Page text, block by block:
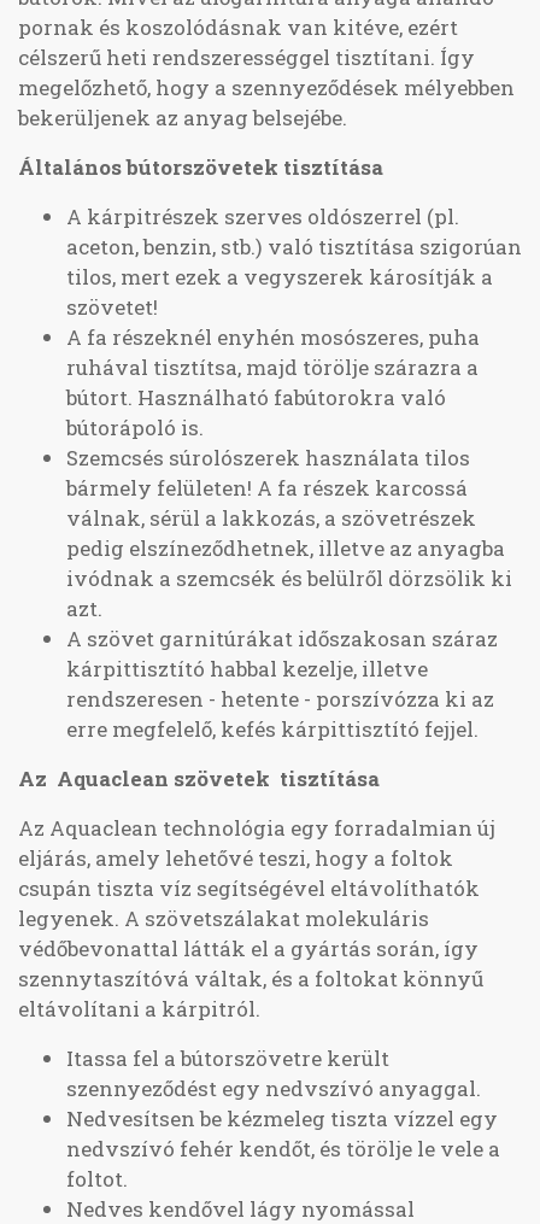
pornak és koszolódásnak van kitéve, ezért
célszerű heti rendszerességgel tisztítani. Így
megelőzhető, hogy a szennyeződések mélyebben
bekerüljenek az anyag belsejébe.
Általános bútorszövetek tisztítása
A kárpitrészek szerves oldószerrel (pl.
aceton, benzin, stb.) való tisztítása szigorúan
tilos, mert ezek a vegyszerek károsítják a
szövetet!
A fa részeknél enyhén mosószeres, puha
ruhával tisztítsa, majd törölje szárazra a
bútort. Használható fabútorokra való
bútorápoló is.
Szemcsés súrolószerek használata tilos
bármely felületen! A fa részek karcossá
válnak, sérül a lakkozás, a szövetrészek
pedig elszíneződhetnek, illetve az anyagba
ivódnak a szemcsék és belülről dörzsölik ki
azt.
A szövet garnitúrákat időszakosan száraz
kárpittisztító habbal kezelje, illetve
rendszeresen - hetente - porszívózza ki az
erre megfelelő, kefés kárpittisztító fejjel.
Az Aquaclean szövetek tisztítása
Az Aquaclean technológia egy forradalmian új
eljárás, amely lehetővé teszi, hogy a foltok
csupán tiszta víz segítségével eltávolíthatók
legyenek. A szövetszálakat molekuláris
védőbevonattal látták el a gyártás során, így
szennytaszítóvá váltak, és a foltokat könnyű
eltávolítani a kárpitról.
Itassa fel a bútorszövetre került
szennyeződést egy nedvszívó anyaggal.
Nedvesítsen be kézmeleg tiszta vízzel egy
nedvszívó fehér kendőt, és törölje le vele a
foltot.
Nedves kendővel lágy nyomással